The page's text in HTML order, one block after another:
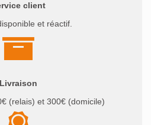
client
et réactif.
Livraison
(relais) et 300€ (domicile)